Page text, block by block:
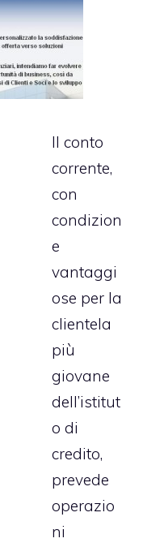
Il conto
corrente,
con
condizion
e
vantaggi
ose per la
clientela
più
giovane
dell’istitut
o di
credito,
prevede
operazio
ni